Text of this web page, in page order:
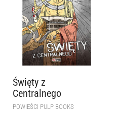
Święty z
Centralnego
POWIEŚCI PULP BOOKS